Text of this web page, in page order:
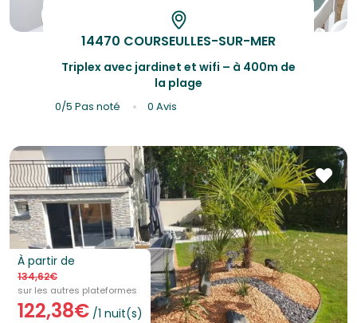
Triplex avec jardinet et wifi – à 400m de
la plage
14470 COURSEULLES-SUR-MER
0/5Pas noté 0 Avis
À partir de
134,62€
sur les autres plateformes
122,38€ /1 nuit(s)